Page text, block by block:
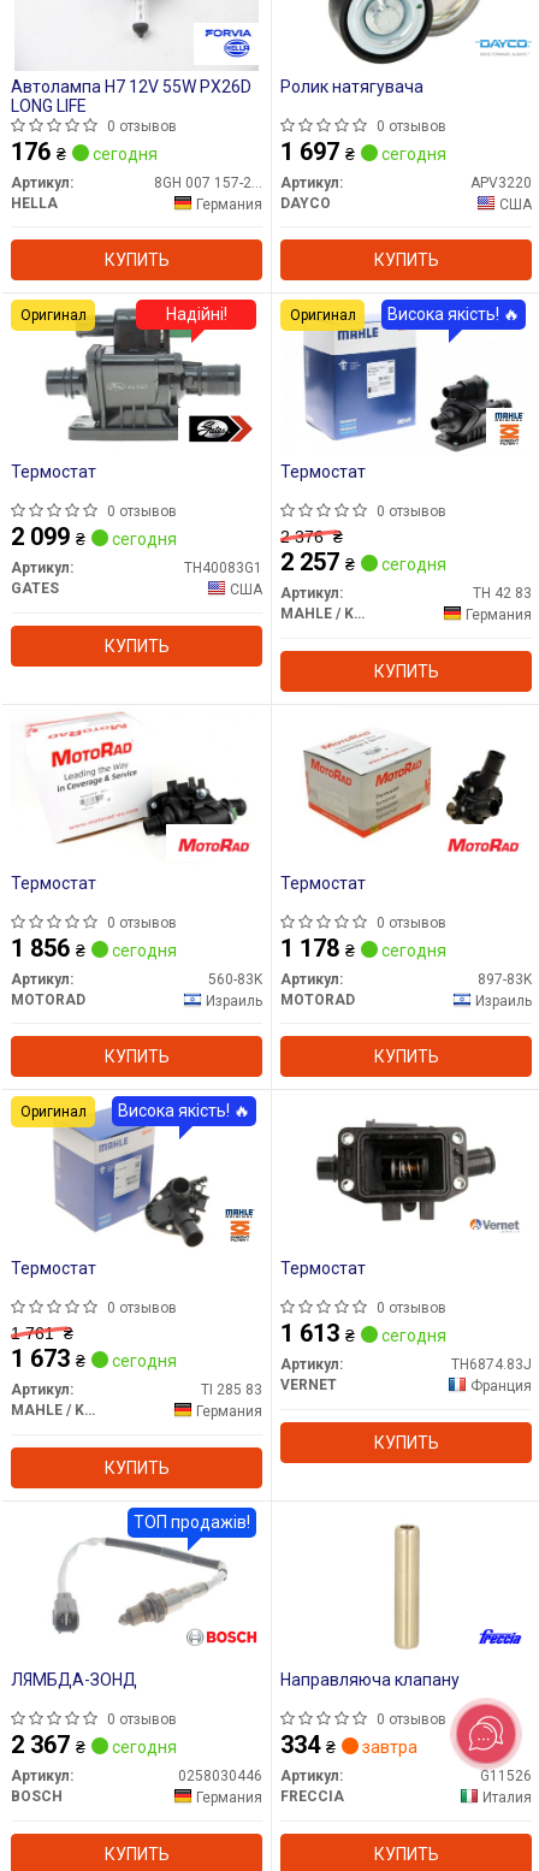
Автолампа H7 12V 55W PX26D
LONG LIFE
0 отзывов
176 ₴ сегодня
Артикул:
HELLA
Германия
КУПИТЬ
Ролик натягувача
0 отзывов
1 697 ₴ сегодня
Артикул:
APV3220
DAYCO
США
КУПИТЬ
Термостат
0 отзывов
2 099 ₴ сегодня
Артикул:
TH40083G1
GATES
США
КУПИТЬ
Надійні!
Оригинал
Термостат
0 отзывов
2 376₴
2 257 ₴ сегодня
Артикул:
TH 42 83
MAHLE / KNECHT
Германия
КУПИТЬ
Висока якість! 🔥
Оригинал
Термостат
0 отзывов
1 856 ₴ сегодня
Артикул:
560-83K
MOTORAD
Израиль
КУПИТЬ
Термостат
0 отзывов
1 178 ₴ сегодня
Артикул:
897-83K
MOTORAD
Израиль
КУПИТЬ
Термостат
0 отзывов
1 761₴
1 673 ₴ сегодня
Артикул:
TI 285 83
MAHLE / KNECHT
Германия
КУПИТЬ
Висока якість! 🔥
Оригинал
Термостат
0 отзывов
1 613 ₴ сегодня
Артикул:
TH6874.83J
VERNET
Франция
КУПИТЬ
ЛЯМБДА-ЗОНД
0 отзывов
2 367 ₴ сегодня
Артикул:
0258030446
BOSCH
Германия
КУПИТЬ
ТОП продажів!
Направляюча клапану
0 отзывов
334 ₴ завтра
Артикул:
G11526
FRECCIA
Италия
КУПИТЬ